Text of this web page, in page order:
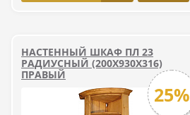
НАСТЕННЫЙ ШКАФ ПЛ 23
РАДИУСНЫЙ (200Х930Х316)
ПРАВЫЙ
25%